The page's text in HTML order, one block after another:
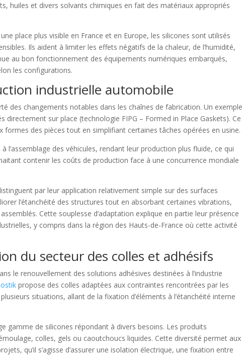
huiles et divers solvants chimiques en fait des matériaux appropriés
place plus visible en France et en Europe, les silicones sont utilisés
Ils aident à limiter les effets négatifs de la chaleur, de l’humidité,
au bon fonctionnement des équipements numériques embarqués,
les configurations.
industrielle automobile
des changements notables dans les chaînes de fabrication. Un exemple
sur place (technologie FIPG – Formed in Place Gaskets). Ce
des pièces tout en simplifiant certaines tâches opérées en usine.
l’assemblage des véhicules, rendant leur production plus fluide, ce qui
contenir les coûts de production face à une concurrence mondiale
par leur application relativement simple sur des surfaces
l’étanchéité des structures tout en absorbant certaines vibrations,
Cette souplesse d’adaptation explique en partie leur présence
y compris dans la région des Hauts-de-France où cette activité
du secteur des colles et adhésifs
le renouvellement des solutions adhésives destinées à l’industrie
propose des colles adaptées aux contraintes rencontrées par les
situations, allant de la fixation d’éléments à l’étanchéité interne
gamme de silicones répondant à divers besoins. Les produits
colles, gels ou caoutchoucs liquides. Cette diversité permet aux
qu’il s’agisse d’assurer une isolation électrique, une fixation entre